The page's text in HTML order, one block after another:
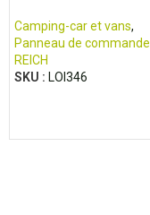
Camping-car et vans,
Panneau de commande
REICH
SKU : LOI346